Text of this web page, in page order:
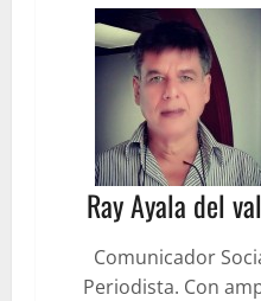
Ray Ayala del
Comunicador
Periodista. Con